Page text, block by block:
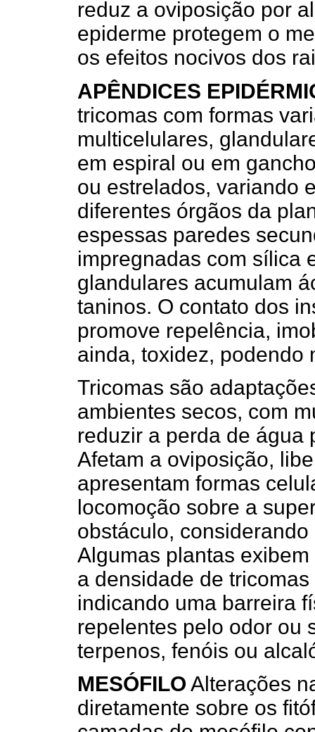
reduz a oviposição por
epiderme protegem o
os efeitos nocivos dos
APÊNDICES
tricomas com formas
multicelulares,
em espiral ou em
ou estrelados, variando
diferentes órgãos da
espessas paredes
impregnadas com sílica
glandulares acumulam
taninos. O contato dos
promove repelência,
ainda, toxidez, podendo
Tricomas são
ambientes secos, com
reduzir a perda de água
Afetam a oviposição,
apresentam formas
locomoção sobre a
obstáculo,
Algumas plantas
a densidade de
indicando uma barreira
repelentes pelo odor ou
terpenos, fenóis ou
MESÓFILO Alterações
diretamente sobre os